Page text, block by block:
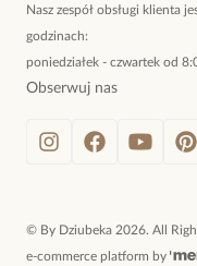
Nasz zespół obsługi klienta
godzinach:
poniedziałek - czwartek od
Obserwuj nas
© By Dziubeka 2026. All
e-commerce platform by